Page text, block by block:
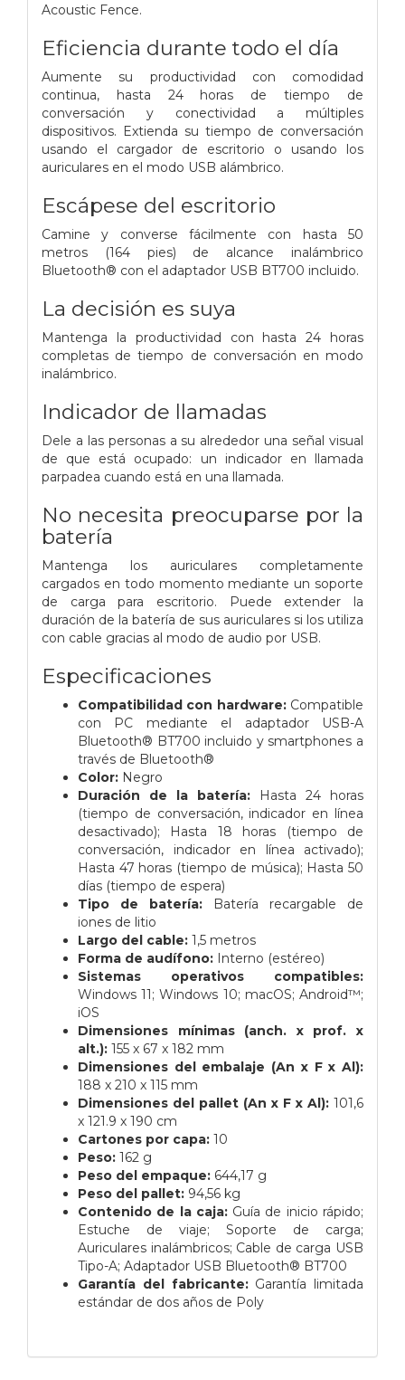
Acoustic Fence.
Eficiencia durante todo el día
Aumente su productividad con comodidad
continua, hasta 24 horas de tiempo de
conversación y conectividad a múltiples
dispositivos. Extienda su tiempo de conversación
usando el cargador de escritorio o usando los
auriculares en el modo USB alámbrico.
Escápese del escritorio
Camine y converse fácilmente con hasta 50
metros (164 pies) de alcance inalámbrico
Bluetooth® con el adaptador USB BT700 incluido.
La decisión es suya
Mantenga la productividad con hasta 24 horas
completas de tiempo de conversación en modo
inalámbrico.
Indicador de llamadas
Dele a las personas a su alrededor una señal visual
de que está ocupado: un indicador en llamada
parpadea cuando está en una llamada.
No necesita preocuparse por la
batería
Mantenga los auriculares completamente
cargados en todo momento mediante un soporte
de carga para escritorio. Puede extender la
duración de la batería de sus auriculares si los utiliza
con cable gracias al modo de audio por USB.
Especificaciones
Compatibilidad con hardware:Compatible
con PC mediante el adaptador USB-A
Bluetooth® BT700 incluido y smartphones a
través de Bluetooth®
Color: Negro
Duración de la batería: Hasta 24 horas
(tiempo de conversación, indicador en línea
desactivado); Hasta 18 horas (tiempo de
conversación, indicador en línea activado);
Hasta 47 horas (tiempo de música); Hasta 50
días (tiempo de espera)
Tipo de batería: Batería recargable de
iones de litio
Largo del cable: 1,5 metros
Forma de audífono: Interno (estéreo)
Sistemas operativos compatibles:
Windows 11; Windows 10; macOS; Android™;
iOS
Dimensiones mínimas (anch. x prof. x
alt.): 155 x 67 x 182 mm
Dimensiones del embalaje (An x F x Al):
188 x 210 x 115 mm
Dimensiones del pallet (An x F x Al): 101,6
x 121.9 x 190 cm
Cartones por capa: 10
Peso: 162 g
Peso del empaque: 644,17 g
Peso del pallet: 94,56 kg
Contenido de la caja:Guía de inicio rápido;
Estuche de viaje; Soporte de carga;
Auriculares inalámbricos; Cable de carga USB
Tipo-A; Adaptador USB Bluetooth® BT700
Garantía del fabricante:Garantía limitada
estándar de dos años de Poly